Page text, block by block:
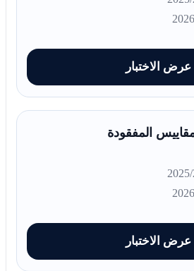
عرض الاختبار
المفقودة
عرض الاختبار